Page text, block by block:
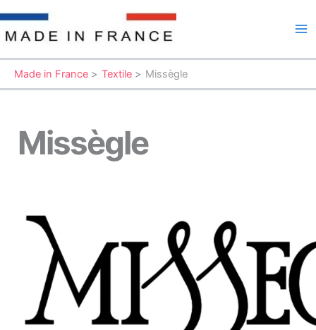
au
contenu
Made in France Textile Missègle
Missègle